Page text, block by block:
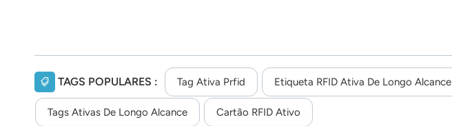
TAGS POPULARES : Tag Ativa Prfid Etiqueta RFID Ativa De Longo Alcance
Tags Ativas De Longo Alcance Cartão RFID Ativo